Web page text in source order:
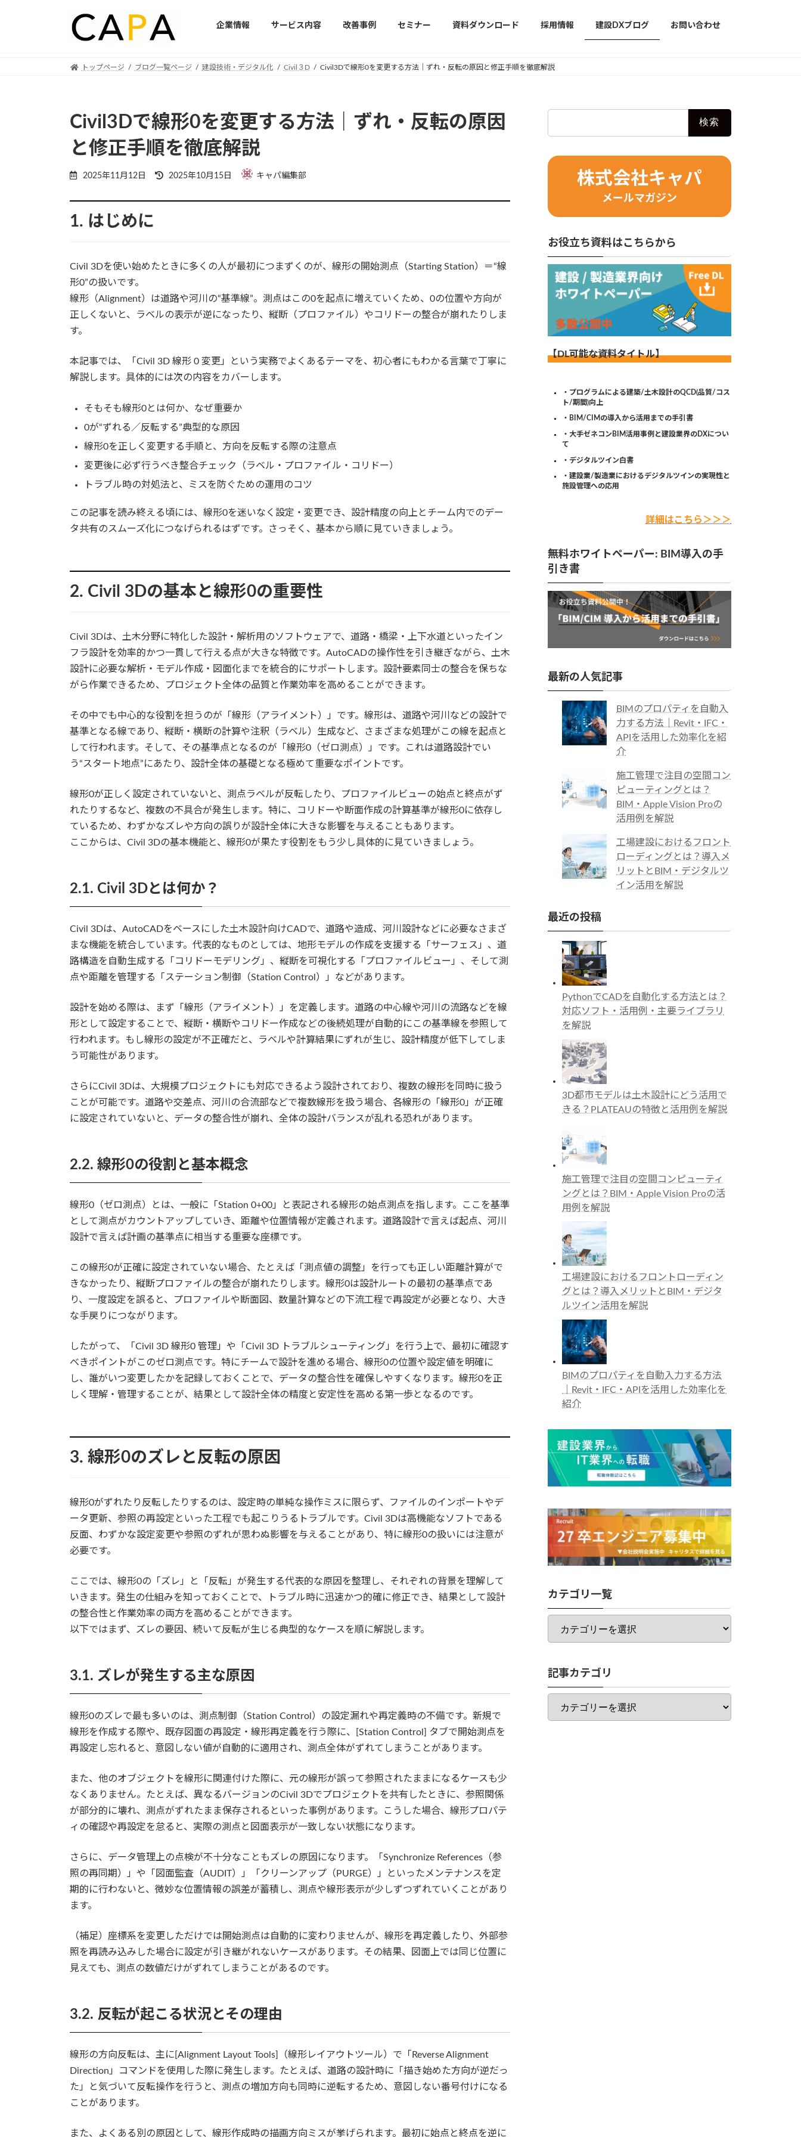
企業情報 サービス内容 改善事例 セミナー 資料ダウンロード 採用情報 建設DXブログ お問い合わせ
トップページ ブログ一覧ページ 建設技術・デジタル化 Civil３D Civil3Dで線形0を変更する方法｜ずれ・反転の原因と修正手順を徹底解説
Civil3Dで線形0を変更する方法｜ずれ・反転の原因
と修正手順を徹底解説
2025年11月12日
Last
updated
2025年10月15日 キャパ編集部
1. はじめに
Civil 3Dを使い始めたときに多くの人が最初につまずくのが、線形の開始測点（Starting Station）＝“線
形0”の扱いです。
線形（Alignment）は道路や河川の“基準線”。測点はこの0を起点に増えていくため、0の位置や方向が
正しくないと、ラベルの表示が逆になったり、縦断（プロファイル）やコリドーの整合が崩れたりしま
す。
本記事では、「Civil 3D 線形 0 変更」という実務でよくあるテーマを、初心者にもわかる言葉で丁寧に
解説します。具体的には次の内容をカバーします。
そもそも線形0とは何か、なぜ重要か
0が“ずれる／反転する”典型的な原因
線形0を正しく変更する手順と、方向を反転する際の注意点
変更後に必ず行うべき整合チェック（ラベル・プロファイル・コリドー）
トラブル時の対処法と、ミスを防ぐための運用のコツ
この記事を読み終える頃には、線形0を迷いなく設定・変更でき、設計精度の向上とチーム内でのデー
タ共有のスムーズ化につなげられるはずです。さっそく、基本から順に見ていきましょう。
2. Civil 3Dの基本と線形0の重要性
Civil 3Dは、土木分野に特化した設計・解析用のソフトウェアで、道路・橋梁・上下水道といったイン
フラ設計を効率的かつ一貫して行える点が大きな特徴です。AutoCADの操作性を引き継ぎながら、土木
設計に必要な解析・モデル作成・図面化までを統合的にサポートします。設計要素同士の整合を保ちな
がら作業できるため、プロジェクト全体の品質と作業効率を高めることができます。
その中でも中心的な役割を担うのが「線形（アライメント）」です。線形は、道路や河川などの設計で
基準となる線であり、縦断・横断の計算や注釈（ラベル）生成など、さまざまな処理がこの線を起点と
して行われます。そして、その基準点となるのが「線形0（ゼロ測点）」です。これは道路設計でい
う“スタート地点”にあたり、設計全体の基礎となる極めて重要なポイントです。
線形0が正しく設定されていないと、測点ラベルが反転したり、プロファイルビューの始点と終点がず
れたりするなど、複数の不具合が発生します。特に、コリドーや断面作成の計算基準が線形0に依存し
ているため、わずかなズレや方向の誤りが設計全体に大きな影響を与えることもあります。
ここからは、Civil 3Dの基本機能と、線形0が果たす役割をもう少し具体的に見ていきましょう。
2.1. Civil 3Dとは何か？
Civil 3Dは、AutoCADをベースにした土木設計向けCADで、道路や造成、河川設計などに必要なさまざ
まな機能を統合しています。代表的なものとしては、地形モデルの作成を支援する「サーフェス」、道
路構造を自動生成する「コリドーモデリング」、縦断を可視化する「プロファイルビュー」、そして測
点や距離を管理する「ステーション制御（Station Control）」などがあります。
設計を始める際は、まず「線形（アライメント）」を定義します。道路の中心線や河川の流路などを線
形として設定することで、縦断・横断やコリドー作成などの後続処理が自動的にこの基準線を参照して
行われます。もし線形の設定が不正確だと、ラベルや計算結果にずれが生じ、設計精度が低下してしま
う可能性があります。
さらにCivil 3Dは、大規模プロジェクトにも対応できるよう設計されており、複数の線形を同時に扱う
ことが可能です。道路や交差点、河川の合流部などで複数線形を扱う場合、各線形の「線形0」が正確
に設定されていないと、データの整合性が崩れ、全体の設計バランスが乱れる恐れがあります。
2.2. 線形0の役割と基本概念
線形0（ゼロ測点）とは、一般に「Station 0+00」と表記される線形の始点測点を指します。ここを基準
として測点がカウントアップしていき、距離や位置情報が定義されます。道路設計で言えば起点、河川
設計で言えば計画の基準点に相当する重要な座標です。
この線形0が正確に設定されていない場合、たとえば「測点値の調整」を行っても正しい距離計算がで
きなかったり、縦断プロファイルの整合が崩れたりします。線形0は設計ルートの最初の基準点であ
り、一度設定を誤ると、プロファイルや断面図、数量計算などの下流工程で再設定が必要となり、大き
な手戻りにつながります。
したがって、「Civil 3D 線形0 管理」や「Civil 3D トラブルシューティング」を行う上で、最初に確認す
べきポイントがこのゼロ測点です。特にチームで設計を進める場合、線形0の位置や設定値を明確に
し、誰がいつ変更したかを記録しておくことで、データの整合性を確保しやすくなります。線形0を正
しく理解・管理することが、結果として設計全体の精度と安定性を高める第一歩となるのです。
3. 線形0のズレと反転の原因
線形0がずれたり反転したりするのは、設定時の単純な操作ミスに限らず、ファイルのインポートやデ
ータ更新、参照の再設定といった工程でも起こりうるトラブルです。Civil 3Dは高機能なソフトである
反面、わずかな設定変更や参照のずれが思わぬ影響を与えることがあり、特に線形0の扱いには注意が
必要です。
ここでは、線形0の「ズレ」と「反転」が発生する代表的な原因を整理し、それぞれの背景を理解して
いきます。発生の仕組みを知っておくことで、トラブル時に迅速かつ的確に修正でき、結果として設計
の整合性と作業効率の両方を高めることができます。
以下ではまず、ズレの要因、続いて反転が生じる典型的なケースを順に解説します。
3.1. ズレが発生する主な原因
線形0のズレで最も多いのは、測点制御（Station Control）の設定漏れや再定義時の不備です。新規で
線形を作成する際や、既存図面の再設定・線形再定義を行う際に、[Station Control] タブで開始測点を
再設定し忘れると、意図しない値が自動的に適用され、測点全体がずれてしまうことがあります。
また、他のオブジェクトを線形に関連付けた際に、元の線形が誤って参照されたままになるケースも少
なくありません。たとえば、異なるバージョンのCivil 3Dでプロジェクトを共有したときに、参照関係
が部分的に壊れ、測点がずれたまま保存されるといった事例があります。こうした場合、線形プロパテ
ィの確認や再設定を怠ると、実際の測点と図面表示が一致しない状態になります。
さらに、データ管理上の点検が不十分なこともズレの原因になります。「Synchronize References（参
照の再同期）」や「図面監査（AUDIT）」「クリーンアップ（PURGE）」といったメンテナンスを定
期的に行わないと、微妙な位置情報の誤差が蓄積し、測点や線形表示が少しずつずれていくことがあり
ます。
（補足）座標系を変更しただけでは開始測点は自動的に変わりませんが、線形を再定義したり、外部参
照を再読み込みした場合に設定が引き継がれないケースがあります。その結果、図面上では同じ位置に
見えても、測点の数値だけがずれてしまうことがあるのです。
3.2. 反転が起こる状況とその理由
線形の方向反転は、主に[Alignment Layout Tools]（線形レイアウトツール）で「Reverse Alignment
Direction」コマンドを使用した際に発生します。たとえば、道路の設計時に「描き始めた方向が逆だっ
た」と気づいて反転操作を行うと、測点の増加方向も同時に逆転するため、意図しない番号付けになる
ことがあります。
また、よくある別の原因として、線形作成時の描画方向ミスが挙げられます。最初に始点と終点を逆に
株式会社キャパ
メールマガジン
お役立ち資料はこちらから
【DL可能な資料タイトル】
・プログラムによる建築/土木設計のQCD(品質/コス
ト/期間)向上
・BIM/CIMの導入から活用までの手引書
・大手ゼネコンBIM活用事例と建設業界のDXについ
て
・デジタルツイン白書
・建設業/製造業におけるデジタルツインの実現性と
施設管理への応用
詳細はこちら＞＞＞
無料ホワイトペーパー: BIM導入の手
引き書
最新の人気記事
BIMのプロパティを自動入
力する方法｜Revit・IFC・
APIを活用した効率化を紹
介
施工管理で注目の空間コン
ピューティングとは？
BIM・Apple Vision Proの
活用例を解説
工場建設におけるフロント
ローディングとは？導入メ
リットとBIM・デジタルツ
イン活用を解説
最近の投稿
PythonでCADを自動化する方法とは？
対応ソフト・活用例・主要ライブラリ
を解説
3D都市モデルは土木設計にどう活用で
きる？PLATEAUの特徴と活用例を解説
施工管理で注目の空間コンピューティ
ングとは？BIM・Apple Vision Proの活
用例を解説
工場建設におけるフロントローディン
グとは？導入メリットとBIM・デジタ
ルツイン活用を解説
BIMのプロパティを自動入力する方法
｜Revit・IFC・APIを活用した効率化を
紹介
カテゴリ一覧
カ
ゴ
一
覧
記事カテゴリ
記
カ